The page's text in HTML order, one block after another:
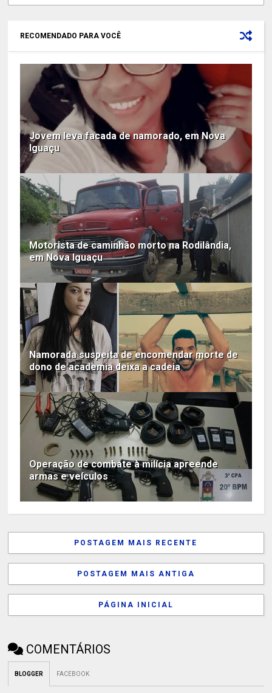
RECOMENDADO PARA VOCÊ
Jovem leva facada de namorado, em Nova
Iguaçu
Motorista de caminhão morto na Rodilândia,
em Nova Iguaçu
Namorada suspeita de encomendar morte de
dono de academia deixa a cadeia
Operação de combate à milícia apreende
armas e veículos
POSTAGEM MAIS RECENTE
POSTAGEM MAIS ANTIGA
PÁGINA INICIAL
COMENTÁRIOS
BLOGGER FACEBOOK